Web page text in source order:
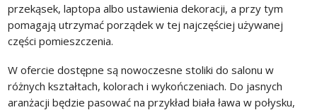
przekąsek, laptopa albo ustawienia dekoracji, a przy tym
pomagają utrzymać porządek w tej najczęściej używanej
części pomieszczenia.
W ofercie dostępne są nowoczesne stoliki do salonu w
różnych kształtach, kolorach i wykończeniach. Do jasnych
aranżacji będzie pasować na przykład biała ława w połysku,